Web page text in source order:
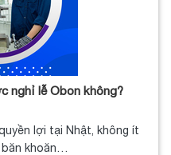
nghỉ lễ Obon không?
lợi tại Nhật, không ít
khoăn…